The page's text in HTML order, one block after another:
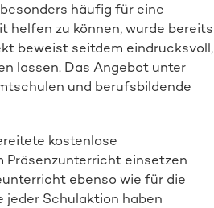
häufig für eine
helfen zu können, wurde bereits
beweist seitdem eindrucksvoll,
lassen. Das Angebot unter
und berufsbildende
kostenlose
Präsenzunterricht einsetzen
ebenso wie für die
jeder Schulaktion haben